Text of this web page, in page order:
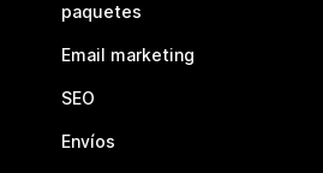
paquetes
Email marketing
SEO
Envíos